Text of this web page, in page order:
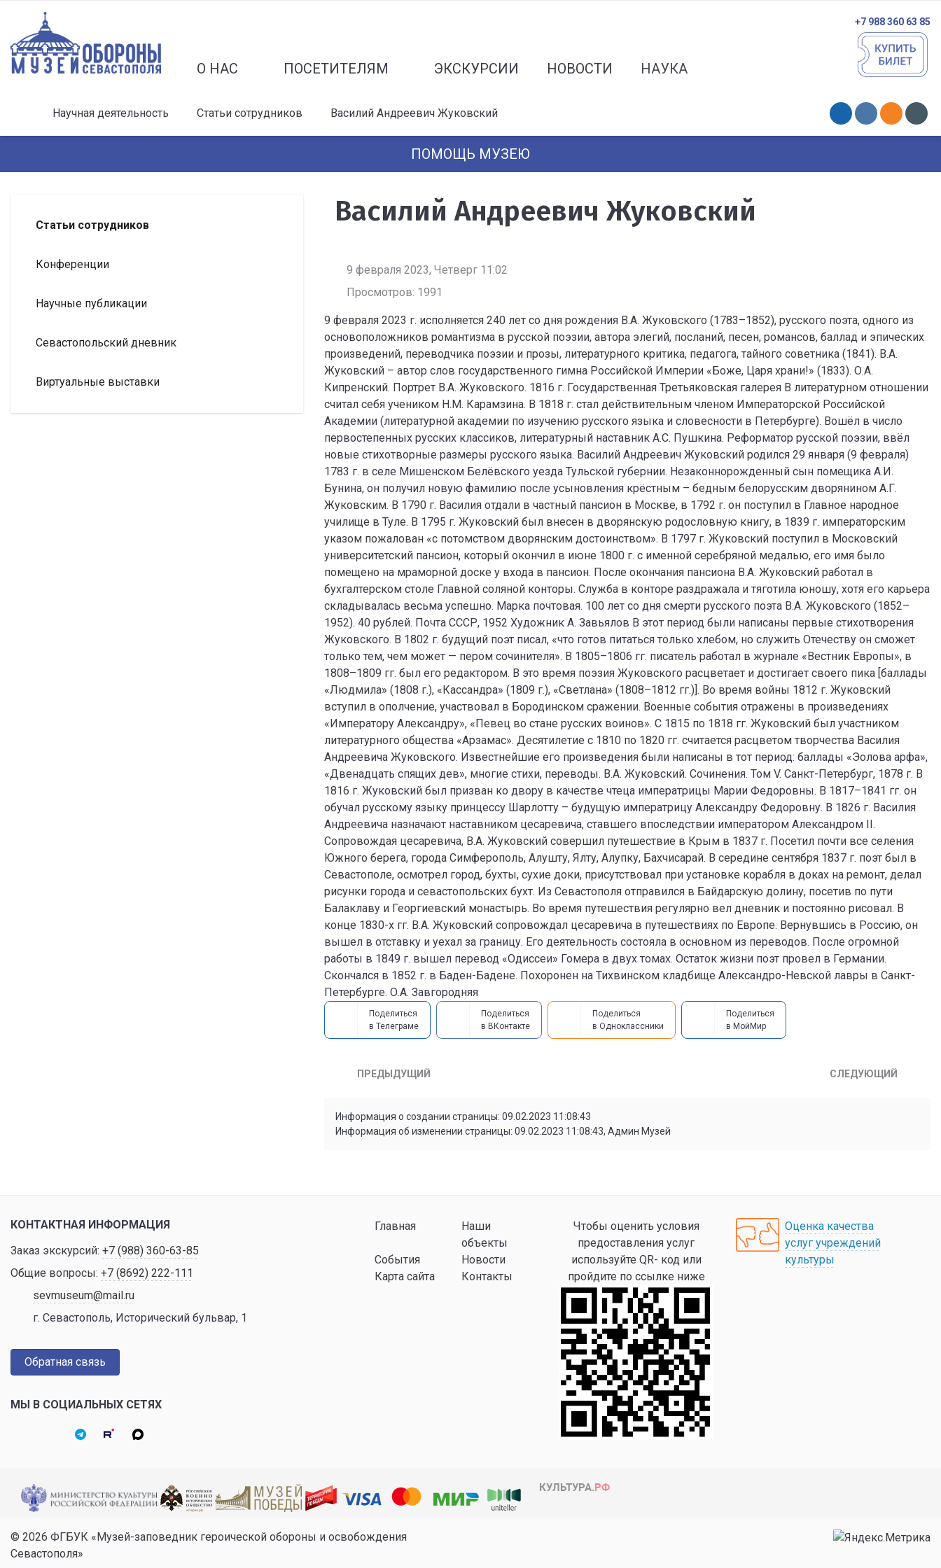
О НАС ПОСЕТИТЕЛЯМ ЭКСКУРСИИ НОВОСТИ НАУКА
+7 988 360 63 85
Научная деятельность Статьи сотрудников Василий Андреевич Жуковский
ПОМОЩЬ МУЗЕЮ
Статьи сотрудников
Конференции
Научные публикации
Севастопольский дневник
Виртуальные выставки
Василий Андреевич Жуковский
9 февраля 2023, Четверг 11:02
Просмотров: 1991
9 февраля 2023 г. исполняется 240 лет со дня рождения В.А. Жуковского (1783–1852), русского поэта, одного из
основоположников романтизма в русской поэзии, автора элегий, посланий, песен, романсов, баллад и эпических
произведений, переводчика поэзии и прозы, литературного критика, педагога, тайного советника (1841). В.А.
Жуковский – автор слов государственного гимна Российской Империи «Боже, Царя храни!» (1833). О.А.
Кипренский. Портрет В.А. Жуковского. 1816 г. Государственная Третьяковская галерея В литературном отношении
считал себя учеником Н.М. Карамзина. В 1818 г. стал действительным членом Императорской Российской
Академии (литературной академии по изучению русского языка и словесности в Петербурге). Вошёл в число
первостепенных русских классиков, литературный наставник А.С. Пушкина. Реформатор русской поэзии, ввёл
новые стихотворные размеры русского языка. Василий Андреевич Жуковский родился 29 января (9 февраля)
1783 г. в селе Мишенском Белёвского уезда Тульской губернии. Незаконнорожденный сын помещика А.И.
Бунина, он получил новую фамилию после усыновления крёстным – бедным белорусским дворянином А.Г.
Жуковским. В 1790 г. Василия отдали в частный пансион в Москве, в 1792 г. он поступил в Главное народное
училище в Туле. В 1795 г. Жуковский был внесен в дворянскую родословную книгу, в 1839 г. императорским
указом пожалован «с потомством дворянским достоинством». В 1797 г. Жуковский поступил в Московский
университетский пансион, который окончил в июне 1800 г. с именной серебряной медалью, его имя было
помещено на мраморной доске у входа в пансион. После окончания пансиона В.А. Жуковский работал в
бухгалтерском столе Главной соляной конторы. Служба в конторе раздражала и тяготила юношу, хотя его карьера
складывалась весьма успешно. Марка почтовая. 100 лет со дня смерти русского поэта В.А. Жуковского (1852–
1952). 40 рублей. Почта СССР, 1952 Художник А. Завьялов В этот период были написаны первые стихотворения
Жуковского. В 1802 г. будущий поэт писал, «что готов питаться только хлебом, но служить Отечеству он сможет
только тем, чем может — пером сочинителя». В 1805–1806 гг. писатель работал в журнале «Вестник Европы», в
1808–1809 гг. был его редактором. В это время поэзия Жуковского расцветает и достигает своего пика [баллады
«Людмила» (1808 г.), «Кассандра» (1809 г.), «Светлана» (1808–1812 гг.)]. Во время войны 1812 г. Жуковский
вступил в ополчение, участвовал в Бородинском сражении. Военные события отражены в произведениях
«Императору Александру», «Певец во стане русских воинов». С 1815 по 1818 гг. Жуковский был участником
литературного общества «Арзамас». Десятилетие с 1810 по 1820 гг. считается расцветом творчества Василия
Андреевича Жуковского. Известнейшие его произведения были написаны в тот период: баллады «Эолова арфа»,
«Двенадцать спящих дев», многие стихи, переводы. В.А. Жуковский. Сочинения. Том V. Санкт-Петербург, 1878 г. В
1816 г. Жуковский был призван ко двору в качестве чтеца императрицы Марии Федоровны. В 1817–1841 гг. он
обучал русскому языку принцессу Шарлотту – будущую императрицу Александру Федоровну. В 1826 г. Василия
Андреевича назначают наставником цесаревича, ставшего впоследствии императором Александром II.
Сопровождая цесаревича, В.А. Жуковский совершил путешествие в Крым в 1837 г. Посетил почти все селения
Южного берега, города Симферополь, Алушту, Ялту, Алупку, Бахчисарай. В середине сентября 1837 г. поэт был в
Севастополе, осмотрел город, бухты, сухие доки, присутствовал при установке корабля в доках на ремонт, делал
рисунки города и севастопольских бухт. Из Севастополя отправился в Байдарскую долину, посетив по пути
Балаклаву и Георгиевский монастырь. Во время путешествия регулярно вел дневник и постоянно рисовал. В
конце 1830-х гг. В.А. Жуковский сопровождал цесаревича в путешествиях по Европе. Вернувшись в Россию, он
вышел в отставку и уехал за границу. Его деятельность состояла в основном из переводов. После огромной
работы в 1849 г. вышел перевод «Одиссеи» Гомера в двух томах. Остаток жизни поэт провел в Германии.
Скончался в 1852 г. в Баден-Бадене. Похоронен на Тихвинском кладбище Александро-Невской лавры в Санкт-
Петербурге. О.А. Завгородняя
Поделиться
в Телеграме
Поделиться
в ВКонтакте
Поделиться
в Одноклассники
Поделиться
в МойМир
ПРЕДЫДУЩИЙ СЛЕДУЮЩИЙ
Информация о создании страницы: 09.02.2023 11:08:43
Информация об изменении страницы: 09.02.2023 11:08:43, Админ Музей
КОНТАКТНАЯ ИНФОРМАЦИЯ
Заказ экскурсий: +7 (988) 360-63-85
Общие вопросы: +7 (8692) 222-111
sevmuseum@mail.ru
г. Севастополь, Исторический бульвар, 1
Обратная связь
МЫ В СОЦИАЛЬНЫХ СЕТЯХ
Главная
Наши
объекты
События
Новости
Карта сайта
Контакты
Чтобы оценить условия
предоставления услуг
используйте QR- код или
пройдите по ссылке ниже
Оценка качества
услуг учреждений
культуры
© 2026 ФГБУК «Музей-заповедник героической обороны и освобождения
Севастополя»